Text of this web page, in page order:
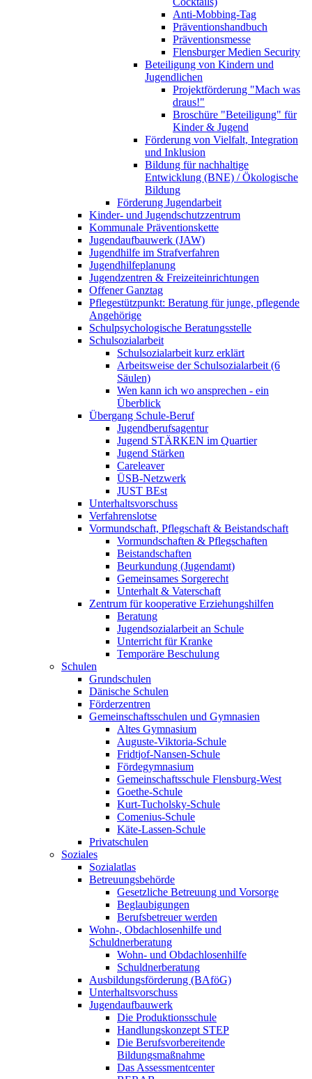
Anti-Mobbing-Tag
Präventionshandbuch
Präventionsmesse
Flensburger Medien Security
Beteiligung von Kindern und
Jugendlichen
Projektförderung "Mach was
draus!"
Broschüre "Beteiligung" für
Kinder & Jugend
Förderung von Vielfalt, Integration
und Inklusion
Bildung für nachhaltige
Entwicklung (BNE) / Ökologische
Bildung
Förderung Jugendarbeit
Kinder- und Jugendschutzzentrum
Kommunale Präventionskette
Jugendaufbauwerk (JAW)
Jugendhilfe im Strafverfahren
Jugendhilfeplanung
Jugendzentren & Freizeiteinrichtungen
Offener Ganztag
Pflegestützpunkt: Beratung für junge, pflegende
Angehörige
Schulpsychologische Beratungsstelle
Schulsozialarbeit
Schulsozialarbeit kurz erklärt
Arbeitsweise der Schulsozialarbeit (6
Säulen)
Wen kann ich wo ansprechen - ein
Überblick
Übergang Schule-Beruf
Jugendberufsagentur
Jugend STÄRKEN im Quartier
Jugend Stärken
Careleaver
ÜSB-Netzwerk
JUST BEst
Unterhaltsvorschuss
Verfahrenslotse
Vormundschaft, Pflegschaft & Beistandschaft
Vormundschaften & Pflegschaften
Beistandschaften
Beurkundung (Jugendamt)
Gemeinsames Sorgerecht
Unterhalt & Vaterschaft
Zentrum für kooperative Erziehungshilfen
Beratung
Jugendsozialarbeit an Schule
Unterricht für Kranke
Temporäre Beschulung
Schulen
Grundschulen
Dänische Schulen
Förderzentren
Gemeinschaftsschulen und Gymnasien
Altes Gymnasium
Auguste-Viktoria-Schule
Fridtjof-Nansen-Schule
Fördegymnasium
Gemeinschaftsschule Flensburg-West
Goethe-Schule
Kurt-Tucholsky-Schule
Comenius-Schule
Käte-Lassen-Schule
Privatschulen
Soziales
Sozialatlas
Betreuungsbehörde
Gesetzliche Betreuung und Vorsorge
Beglaubigungen
Berufsbetreuer werden
Wohn-, Obdachlosenhilfe und
Schuldnerberatung
Wohn- und Obdachlosenhilfe
Schuldnerberatung
Ausbildungsförderung (BAföG)
Unterhaltsvorschuss
Jugendaufbauwerk
Die Produktionsschule
Handlungskonzept STEP
Die Berufsvorbereitende
Bildungsmaßnahme
Das Assessmentcenter